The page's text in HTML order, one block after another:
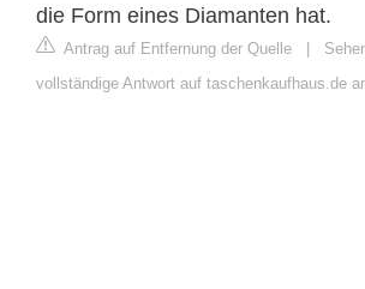
die Form eines Diamanten hat.
Antrag auf Entfernung der Quelle
vollständige Antwort auf taschenkaufhaus.de